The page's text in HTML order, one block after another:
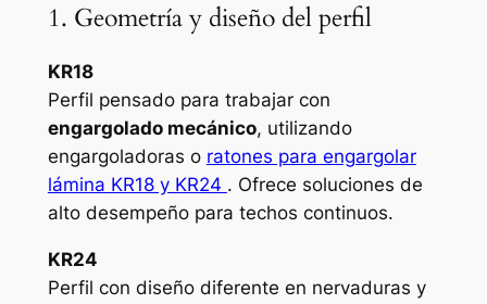
1. Geometría y diseño del perfil
KR18
Perfil pensado para trabajar con
engargolado mecánico, utilizando
engargoladoras o ratones para engargolar
lámina KR18 y KR24 . Ofrece soluciones de
alto desempeño para techos continuos.
KR24
Perfil con diseño diferente en nervaduras y